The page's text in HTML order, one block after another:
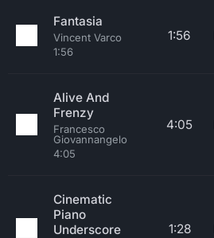
Fantasia
Vincent Varco
1:56
1:56
Alive And
Frenzy
Francesco
Giovannangelo
4:05
4:05
Cinematic
Piano
Underscore
1:28